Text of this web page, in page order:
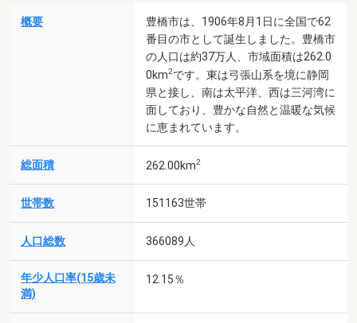
概要
豊橋市は、1906年8月1日に全国で62
番目の市として誕生しました。豊橋市
の人口は約37万人、市域面積は262.0
0km2です。東は弓張山系を境に静岡
県と接し、南は太平洋、西は三河湾に
面しており、豊かな自然と温暖な気候
に恵まれています。
総面積 262.00km2
世帯数 151163世帯
人口総数 366089人
年少人口率(15歳未
満)
12.15％